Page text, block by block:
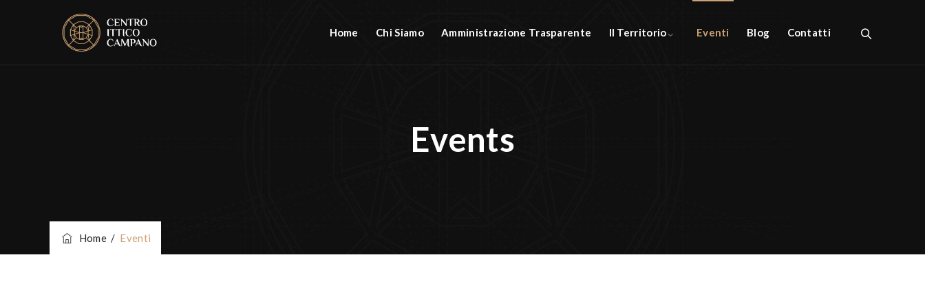
Home Chi Siamo Amministrazione Trasparente Il Territorio Eventi Blog Contatti
Events
Home/ Eventi